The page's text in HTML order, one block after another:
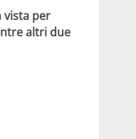
vista per
altri due